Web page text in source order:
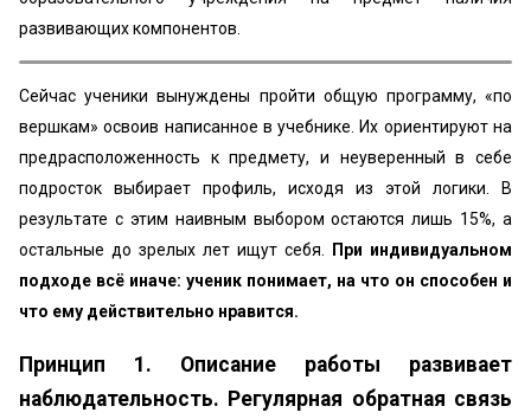
развивающих компонентов.
Сейчас ученики вынуждены пройти общую программу, «по
вершкам» освоив написанное в учебнике. Их ориентируют на
предрасположенность к предмету, и неуверенный в себе
подросток выбирает профиль, исходя из этой логики. В
результате с этим наивным выбором остаются лишь 15%, а
остальные до зрелых лет ищут себя.
При индивидуальном
подходе всё иначе: ученик понимает, на что он способен и
что ему действительно нравится.
Принцип 1. Описание работы развивает
наблюдательность. Регулярная обратная связь